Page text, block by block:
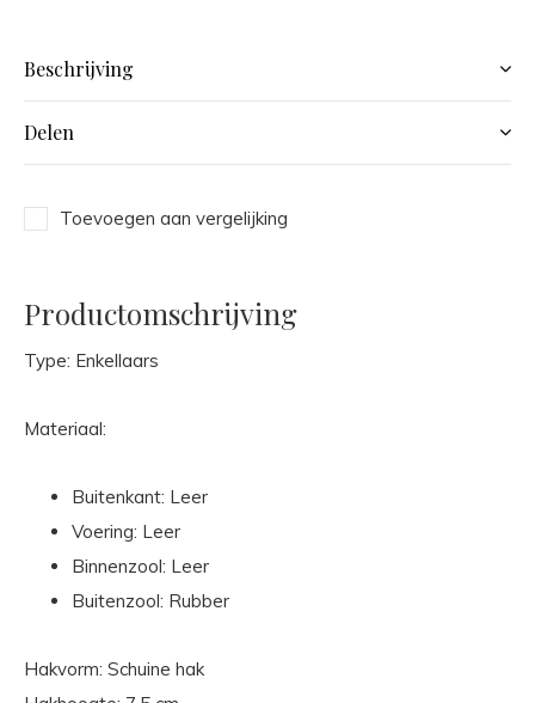
Beschrijving
Delen
Toevoegen aan vergelijking
Productomschrijving
Type: Enkellaars
Materiaal:
Buitenkant: Leer
Voering: Leer
Binnenzool: Leer
Buitenzool: Rubber
Hakvorm: Schuine hak